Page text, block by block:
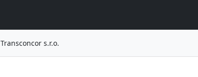
Transconcor s.r.o.